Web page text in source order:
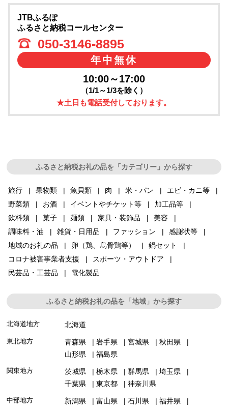
JTBふるぽ
ふるさと納税コールセンター
050-3146-8895
年中無休
10:00～17:00
（1/1～1/3を除く）
★土日も電話受付しております。
ふるさと納税お礼の品を「カテゴリー」から探す
旅行 果物類 魚貝類 肉 米・パン
エビ・カニ等
野菜類
お酒 イベントやチケット等
加工品等
飲料類
菓子 麺類 家具・装飾品
美容
調味料・油
雑貨・日用品 ファッション
感謝状等
地域のお礼の品
卵（鶏、烏骨鶏等）
鍋セット
コロナ被害事業者支援
スポーツ・アウトドア
民芸品・工芸品
電化製品
ふるさと納税お礼の品を「地域」から探す
北海道地方 北海道
東北地方 青森県 岩手県 宮城県
秋田県
山形県
福島県
関東地方 茨城県 栃木県 群馬県
埼玉県
千葉県
東京都 神奈川県
中部地方 新潟県 富山県 石川県
福井県